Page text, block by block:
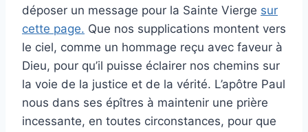
déposer un message pour la Sainte Vierge sur
cette page. Que nos supplications montent vers
le ciel, comme un hommage reçu avec faveur à
Dieu, pour qu’il puisse éclairer nos chemins sur
la voie de la justice et de la vérité. L’apôtre Paul
nous dans ses épîtres à maintenir une prière
incessante, en toutes circonstances, pour que